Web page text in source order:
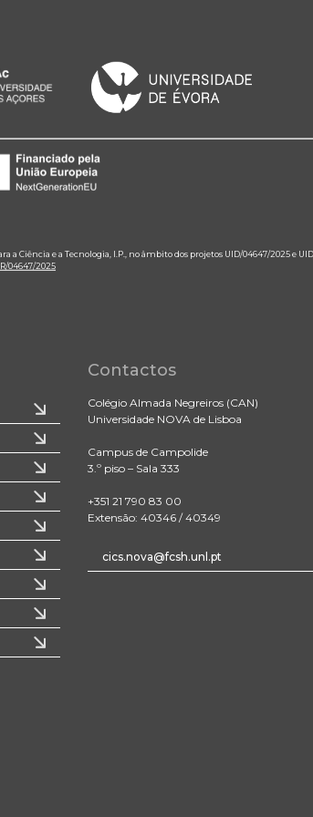
Ciência e a Tecnologia, I.P., no âmbito dos projetos UID/04647/2025 e
04647/2025
Contactos
Colégio Almada Negreiros (CAN)
Universidade NOVA de Lisboa
Campus de Campolide
3.º piso – Sala 333
+351 21 790 83 00
Extensão: 40346 / 40349
cics.nova@fcsh.unl.pt